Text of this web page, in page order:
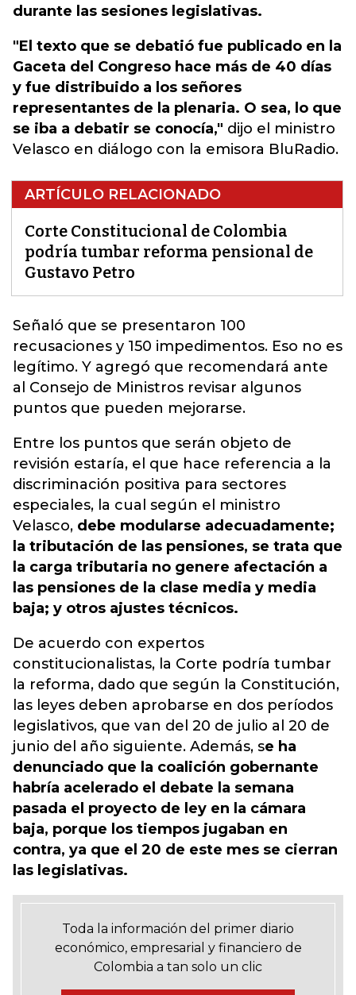
durante las sesiones legislativas.
"El texto que se debatió fue publicado en la
Gaceta del Congreso hace más de 40 días
y fue distribuido a los señores
representantes de la plenaria. O sea, lo que
se iba a debatir se conocía," dijo el ministro
Velasco en diálogo con la emisora BluRadio.
ARTÍCULO RELACIONADO
Corte Constitucional de Colombia
podría tumbar reforma pensional de
Gustavo Petro
Señaló que se presentaron 100
recusaciones y 150 impedimentos. Eso no es
legítimo. Y agregó que recomendará ante
al Consejo de Ministros revisar algunos
puntos que pueden mejorarse.
Entre los puntos que serán objeto de
revisión estaría, el que hace referencia a la
discriminación positiva para sectores
especiales, la cual según el ministro
Velasco, debe modularse adecuadamente;
la tributación de las pensiones, se trata que
la carga tributaria no genere afectación a
las pensiones de la clase media y media
baja; y otros ajustes técnicos.
De acuerdo con expertos
constitucionalistas, la Corte podría tumbar
la reforma, dado que según la Constitución,
las leyes deben aprobarse en dos períodos
legislativos, que van del 20 de julio al 20 de
junio del año siguiente. Además, se ha
denunciado que la coalición gobernante
habría acelerado el debate la semana
pasada el proyecto de ley en la cámara
baja, porque los tiempos jugaban en
contra, ya que el 20 de este mes se cierran
las legislativas.
Toda la información del primer diario
económico, empresarial y financiero de
Colombia a tan solo un clic